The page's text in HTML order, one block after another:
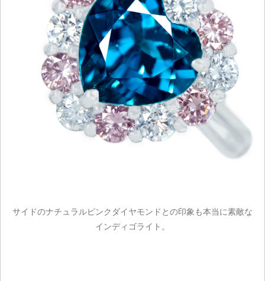
サイドのナチュラルピンクダイヤモンドとの印象も本当に素敵な
インディゴライト。